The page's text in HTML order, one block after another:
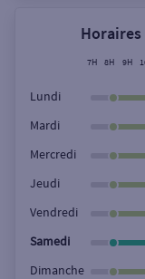
7H 8H 9H
Lundi
Mardi
Mercredi
Jeudi
Vendredi
Samedi
Dimanche